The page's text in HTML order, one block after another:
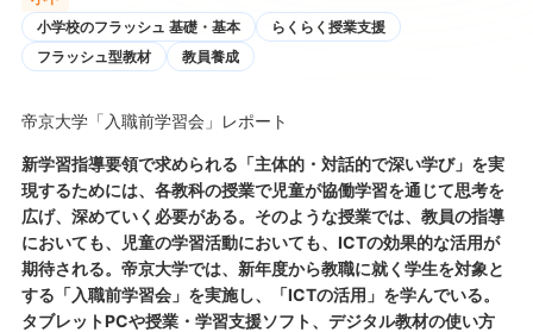
小学校のフラッシュ 基礎・基本
らくらく授業支援
フラッシュ型教材
教員養成
帝京大学「入職前学習会」レポート
新学習指導要領で求められる「主体的・対話的で深い学び」を実
現するためには、各教科の授業で児童が協働学習を通じて思考を
広げ、深めていく必要がある。そのような授業では、教員の指導
においても、児童の学習活動においても、ICTの効果的な活用が
期待される。帝京大学では、新年度から教職に就く学生を対象と
する「入職前学習会」を実施し、「ICTの活用」を学んでいる。
タブレットPCや授業・学習支援ソフト、デジタル教材の使い方